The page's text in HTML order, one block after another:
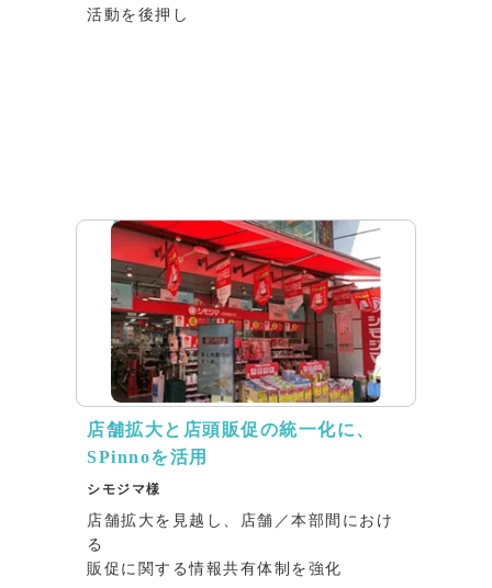
活動を後押し
店舗拡大と店頭販促の統一化に、
SPinnoを活用
シモジマ様
店舗拡大を見越し、店舗／本部間におけ
る
販促に関する情報共有体制を強化